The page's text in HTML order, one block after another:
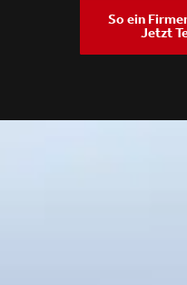
So ein
Jetzt